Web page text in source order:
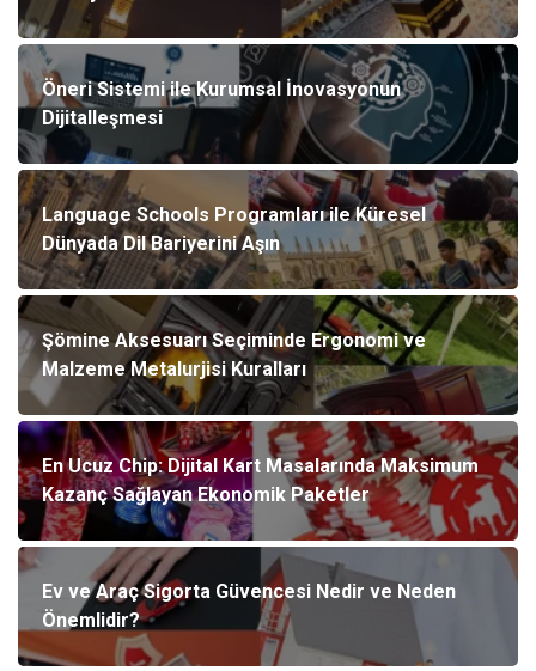
Öneri Sistemi ile Kurumsal İnovasyonun
Dijitalleşmesi
Language Schools Programları ile Küresel
Dünyada Dil Bariyerini Aşın
Şömine Aksesuarı Seçiminde Ergonomi ve
Malzeme Metalurjisi Kuralları
En Ucuz Chip: Dijital Kart Masalarında Maksimum
Kazanç Sağlayan Ekonomik Paketler
Ev ve Araç Sigorta Güvencesi Nedir ve Neden
Önemlidir?